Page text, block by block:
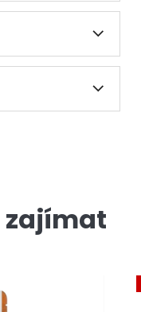
zajímat